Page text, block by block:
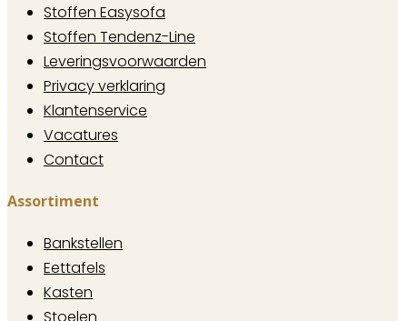
Stoffen Easysofa
Stoffen Tendenz-Line
Leveringsvoorwaarden
Privacy verklaring
Klantenservice
Vacatures
Contact
Assortiment
Bankstellen
Eettafels
Kasten
Stoelen